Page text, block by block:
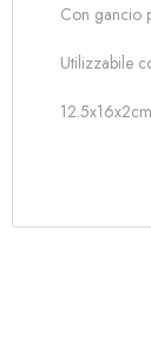
Con gancio
Utilizzabile
12.5x16x2cm